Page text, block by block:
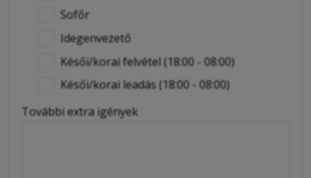
Sofőr
Idegenvezető
Késői/korai felvétel (18:00 - 08:00)
Késői/korai leadás (18:00 - 08:00)
További extra igények